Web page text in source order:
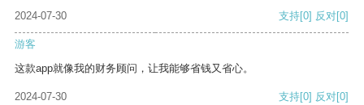
2024-07-30
支持[0] 反对[0]
游客
这款app就像我的财务顾问，让我能够省钱又省心。
2024-07-30 支持[0] 反对[0]